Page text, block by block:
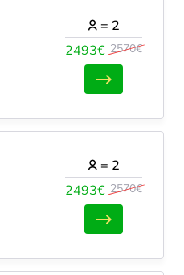
2493€ 2570€
= 2
2493€ 2570€
= 2